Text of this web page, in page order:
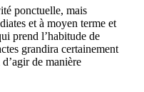
ponctuelle, mais
et à moyen terme et
prend l’habitude de
grandira certainement
de manière